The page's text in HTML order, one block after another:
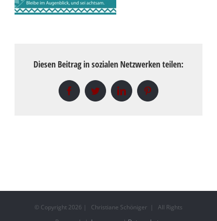
Diesen Beitrag in sozialen Netzwerken teilen:
FacebookTwitterLinkedInPinterest
© Copyright 2026 | Christiane Schöniger | All Rights